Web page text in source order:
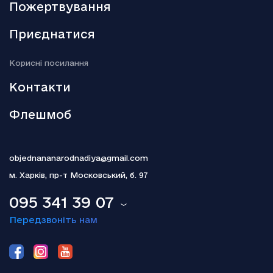
Активи РФ: Туск заявив про “переломний момент”
Гелена Бонем Картер пояснила, чому так і не одружилася з
Пожертвування
Приєднатися
Kорисні посилання
Контакти
Флешмоб
095 341 39 07
Передзвоніть нам
objednananarodnadiya@gmail.com
м. Харків, пр-т Московський, б. 97